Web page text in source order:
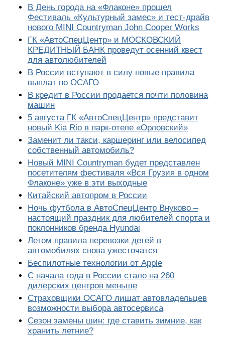
В День города на «Флаконе» прошел
Фестиваль «Культурный замес» и тест-драйв
нового MINI Countryman John Cooper Works
ГК «АвтоСпецЦентр» и МОСКОВСКИЙ
КРЕДИТНЫЙ БАНК проведут осенний квест
для автолюбителей
В России вступают в силу новые правила
выплат по ОСАГО
В кредит в России продается почти половина
машин
5 августа ГК «АвтоСпецЦентр» представит
новый Kia Rio в парк-отеле «Орловский»
Заменит ли такси, каршеринг или велосипед
собственный автомобиль?
Новый MINI Countryman будет представлен
посетителям фестиваля «Вся Грузия в одном
Флаконе» уже в эти выходные
Китайский автопром в России
Ночь футбола в АвтоСпецЦентр Внуково –
настоящий праздник для любителей спорта и
поклонников бренда Hyundai
Летом правила перевозки детей в
автомобилях снова ужесточатся
Беспилотные технологии от Apple
С начала года в России стало на 260
дилерских центров меньше
Страховщики ОСАГО лишат автовладельцев
возможности выбора автосервиса
Сезон замены шин: где ставить зимние, как
хранить летние?